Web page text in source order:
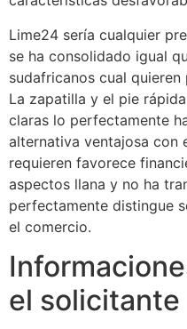
Lime24 serí­a cualquier
se ha consolidado igual
sudafricanos cual
La zapatilla y el pie
claras lo perfectamente
alternativa ventajosa con
requieren favorece
aspectos llana y no ha
perfectamente distingue
el comercio.
el solicitante